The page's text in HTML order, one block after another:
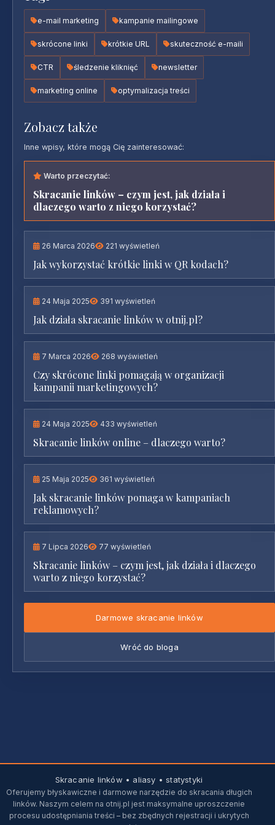
e-mail marketing kampanie mailingowe
skrócone linki krótkie URL skuteczność e-maili
CTR śledzenie kliknięć newsletter
marketing online optymalizacja treści
Zobacz także
Inne wpisy, które mogą Cię zainteresować:
Warto przeczytać:
Skracanie linków – czym jest, jak działa i
dlaczego warto z niego korzystać?
26 Marca 2026 221 wyświetleń
Jak wykorzystać krótkie linki w QR kodach?
24 Maja 2025 391 wyświetleń
Jak działa skracanie linków w otnij.pl?
7 Marca 2026 268 wyświetleń
Czy skrócone linki pomagają w organizacji
kampanii marketingowych?
24 Maja 2025 433 wyświetleń
Skracanie linków online – dlaczego warto?
25 Maja 2025 361 wyświetleń
Jak skracanie linków pomaga w kampaniach
reklamowych?
7 Lipca 2026 77 wyświetleń
Skracanie linków – czym jest, jak działa i dlaczego
warto z niego korzystać?
Darmowe skracanie linków
Wróć do bloga
Skracanie linków • aliasy • statystyki
Oferujemy błyskawiczne i darmowe narzędzie do skracania długich
linków. Naszym celem na otnij.pl jest maksymalne uproszczenie
procesu udostępniania treści – bez zbędnych rejestracji i ukrytych